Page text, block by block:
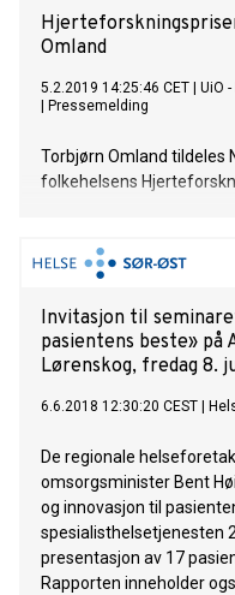
Omland
5.2.2019 14:25:46 CET
UiO
Pressemelding
Torbjørn Omland tildeles
folkehelsens
Invitasjon til
pasientens beste» på
Lørenskog, fredag 8.
6.6.2018 12:30:20 CEST
De regionale
omsorgsminister Bent
og innovasjon til
spesialisthelsetjenesten
presentasjon av 17
Rapporten inneholder